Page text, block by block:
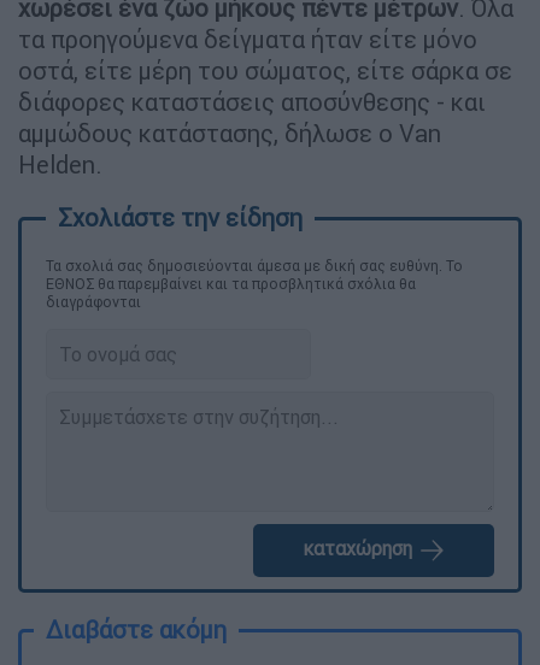
χωρέσει ένα ζώο μήκους πέντε μέτρων. Όλα
τα προηγούμενα δείγματα ήταν είτε μόνο
οστά, είτε μέρη του σώματος, είτε σάρκα σε
διάφορες καταστάσεις αποσύνθεσης - και
αμμώδους κατάστασης, δήλωσε ο Van
Helden.
Τα σχολιά σας δημοσιεύονται άμεσα με δική σας ευθύνη. Το
ΕΘΝΟΣ θα παρεμβαίνει και τα προσβλητικά σχόλια θα
διαγράφονται
καταχώρηση
Διαβάστε ακόμη